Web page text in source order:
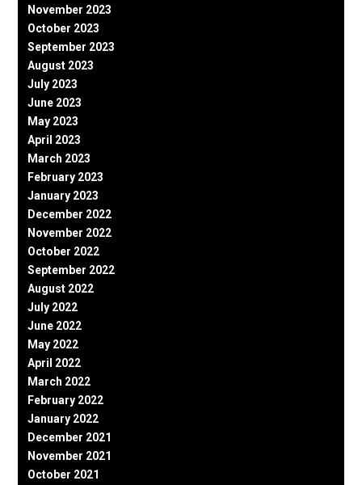
November 2023
October 2023
September 2023
August 2023
July 2023
June 2023
May 2023
April 2023
March 2023
February 2023
January 2023
December 2022
November 2022
October 2022
September 2022
August 2022
July 2022
June 2022
May 2022
April 2022
March 2022
February 2022
January 2022
December 2021
November 2021
October 2021